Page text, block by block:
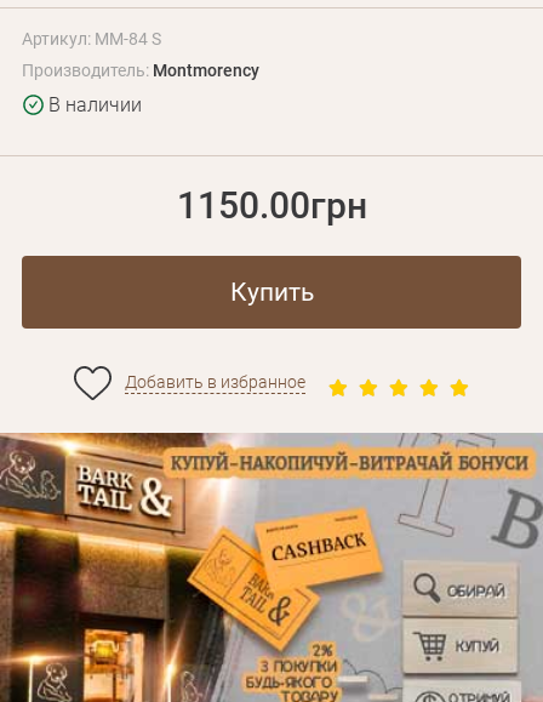
Артикул: MM-84 S
Производитель: Montmorency
В наличии
1150.00грн
Купить
Добавить в избранное